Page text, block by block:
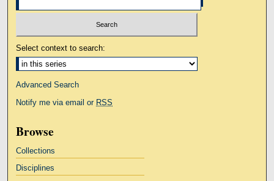
Select context to search:
Advanced Search
Notify me via email or RSS
Browse
Collections
Disciplines